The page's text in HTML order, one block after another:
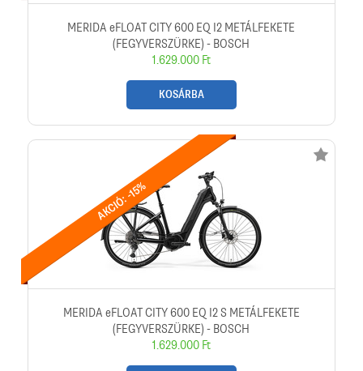
MERIDA eFLOAT CITY 600 EQ I2 METÁLFEKETE
(FEGYVERSZÜRKE) - BOSCH
1.629.000 Ft
KOSÁRBA
AKCIÓ: -15%
MERIDA eFLOAT CITY 600 EQ I2 S METÁLFEKETE
(FEGYVERSZÜRKE) - BOSCH
1.629.000 Ft